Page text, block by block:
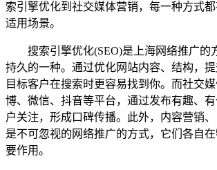
索引擎优化到社交媒体营销，每一种方式
适用场景。
搜索引擎优化(SEO)是上海网络推广的
持久的一种。通过优化网站内容、结构，
目标客户在搜索时更容易找到你。而社交
博、微信、抖音等平台，通过发布有趣、
户关注，形成口碑传播。此外，内容营销
是不可忽视的网络推广的方式，它们各自
要作用。